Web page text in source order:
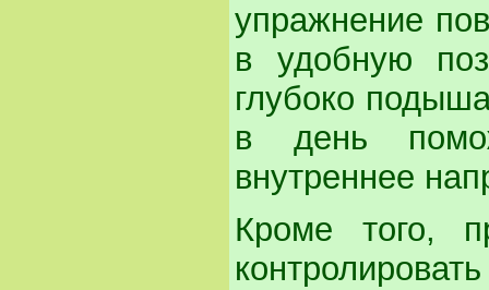
упражнение
в удобную
глубоко
в день
внутреннее
Кроме того,